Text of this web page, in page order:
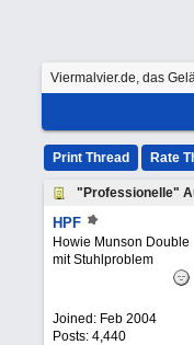
Viermalvier.de, das
Print Thread Rate
"Professionelle"
HPF
Howie Munson Double
mit Stuhlproblem
Joined: Feb 2004
Posts: 4,440